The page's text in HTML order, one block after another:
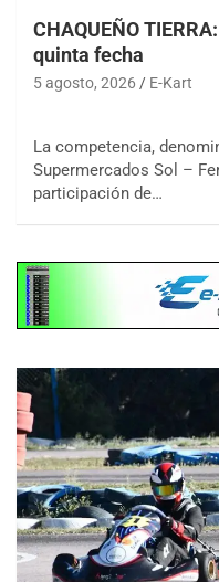
CHAQUEÑO
quinta fecha
5 agosto, 2026 E-Kart
La competencia,
Supermercados Sol –
participación de…